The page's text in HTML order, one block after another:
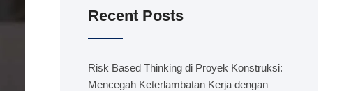
Recent Posts
Risk Based Thinking di Proyek Konstruksi:
Mencegah Keterlambatan Kerja dengan